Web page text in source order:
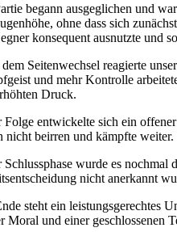
begann ausgeglichen und
ohne dass sich
konsequent ausnutzte und
Seitenwechsel reagierte
und mehr Kontrolle
Druck.
Folge entwickelte sich ein
nicht beirren und kämpfte
Schlussphase wurde es
nicht anerkannt
steht ein leistungsgerechtes
Moral und einer geschlossenen